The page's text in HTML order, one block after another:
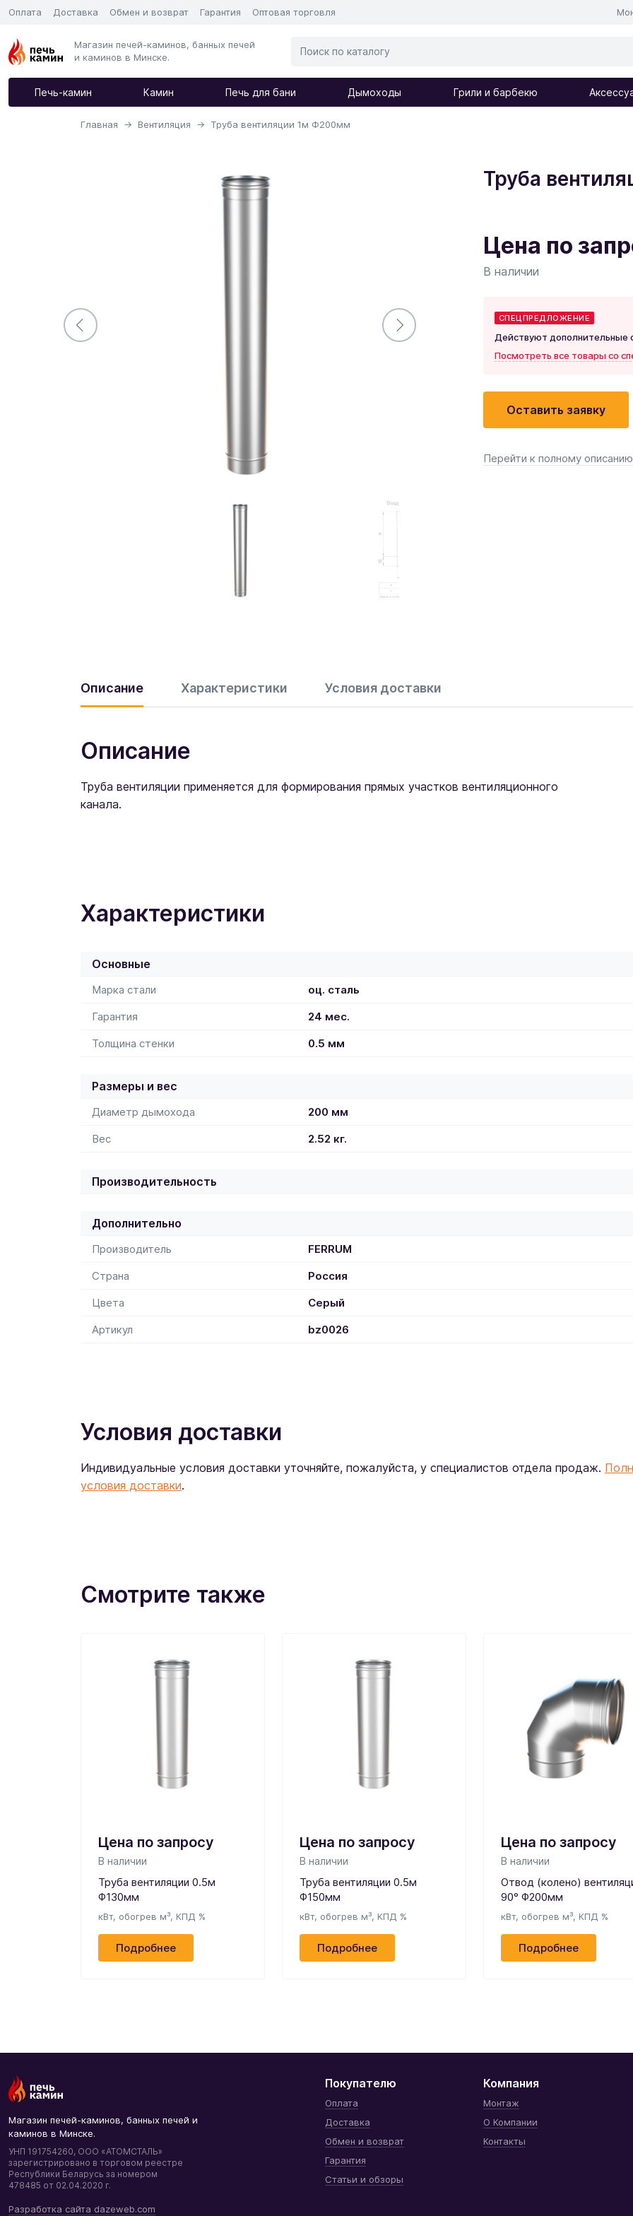
Оплата Доставка Обмен и возврат Гарантия Оптовая торговля
Магазин печей-каминов, банных печей
и каминов в Минске.
Печь-камин Камин Печь для бани Дымоходы Грили и барбекю
Главная Вентиляция Труба вентиляции 1м Ф200мм
Труба
Цена по
В наличии
СПЕЦПРЕДЛОЖЕНИЕ
Действуют дополнительные
Посмотреть все товары со
Оставить заявку
Перейти к полному описанию
Описание Характеристики Условия доставки
Описание
Труба вентиляции применяется для формирования прямых участков вентиляционного
канала.
Характеристики
Основные
Марка стали
оц. сталь
Гарантия
24 мес.
Толщина стенки
0.5 мм
Размеры и вес
Диаметр дымохода
200 мм
Вес
2.52 кг.
Производительность
Дополнительно
Производитель
FERRUM
Страна
Россия
Цвета
Серый
Артикул
bz0026
Условия доставки
Индивидуальные условия доставки уточняйте, пожалуйста, у специалистов отдела продаж.
условия доставки.
Смотрите также
Цена по запросу
В наличии
Труба вентиляции 0.5м
Ф130мм
кВт, обогрев м³, КПД %
Подробнее
Цена по запросу
В наличии
Труба вентиляции 0.5м
Ф150мм
кВт, обогрев м³, КПД %
Подробнее
Цена по запросу
В наличии
Отвод (колено)
90° Ф200мм
кВт, обогрев м³, КПД %
Подробнее
Магазин печей-каминов, банных печей и
каминов в Минске.
УНП 191754260, ООО «АТОМСТАЛЬ»
зарегистрировано в торговом реестре
Республики Беларусь за номером
478485 от 02.04.2020 г.
Разработка сайта dazeweb.com
Покупателю
Оплата
Доставка
Обмен и возврат
Гарантия
Статьи и обзоры
Компания
Монтаж
О Компании
Контакты